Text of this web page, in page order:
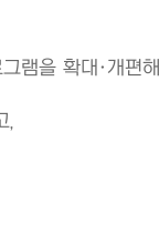
램을 확대·개편해
,